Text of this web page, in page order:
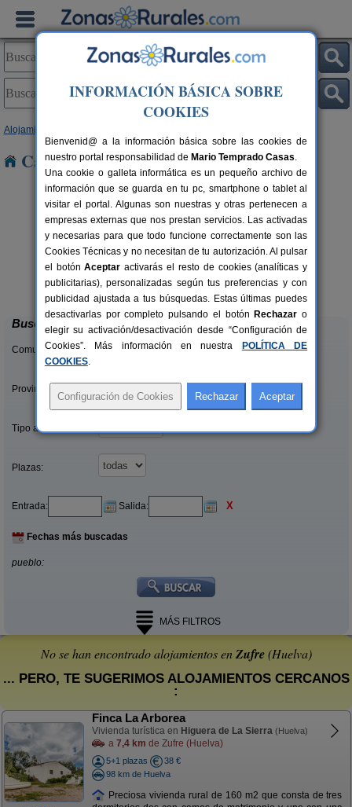
Alojamientos
Casas Rurales cerca de Zufre
4+1 pers.
desde37 €
Casa Mirador Los Bravos
Aroche (Huelva)
Buscar
Comunidades:
Provincias/Islas:
Tipo alquiler:
Plazas:
Entrada: Salida: X
Fechas más buscadas
pueblo:
MÁS FILTROS
No se han encontrado alojamientos enZufre(Huelva)
... PERO, TE SUGERIMOS ALOJAMIENTOS CERCANOS
:
Finca La Arborea
Vivienda turística en Higuera de La Sierra (Huelva)
a 7,4 km de Zufre (Huelva)
5+1 plazas
38 €
98 km de Huelva
Preciosa vivienda rural de 160 m2 que consta de tres
INFORMACIÓN BÁSICA SOBRE
COOKIES
Bienvenid@ a la información básica sobre las cookies de
nuestro portal responsabilidad de Mario Temprado Casas.
Una cookie o galleta informática es un pequeño archivo de
información que se guarda en tu pc, smartphone o tablet al
visitar el portal. Algunas son nuestras y otras pertenecen a
empresas externas que nos prestan servicios. Las activadas
y necesarias para que todo funcione correctamente son las
Cookies Técnicas y no necesitan de tu autorización. Al pulsar
el botónAceptar activarás el resto de cookies (analíticas y
publicitarias), personalizadas según tus preferencias y con
publicidad ajustada a tus búsquedas. Estas últimas puedes
desactivarlas por completo pulsando el botón Rechazar o
elegir su activación/desactivación desde “Configuración de
Cookies”. Más información en nuestra
POLÍTICA DE
COOKIES.